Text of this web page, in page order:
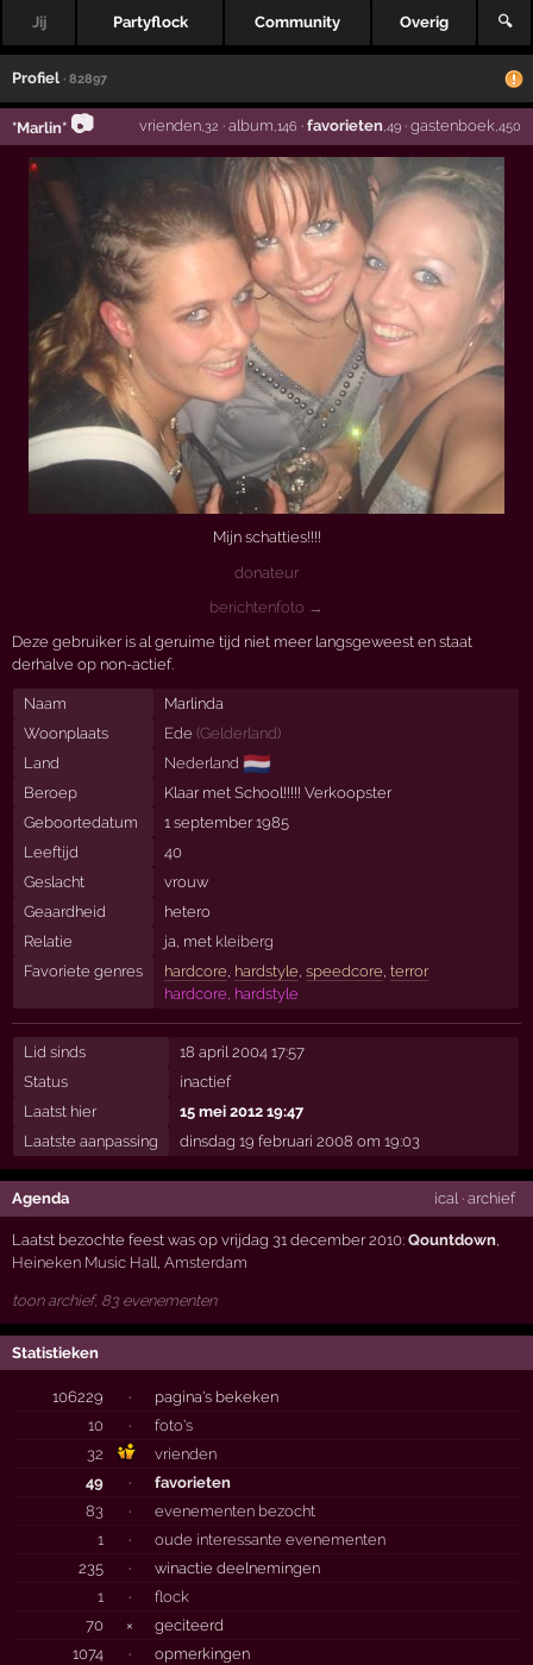
Jij Partyflock Community Overig 🔍
Profiel · 82897
*Marlin* 📷 vrienden,32 · album ,146 · favorieten ,49· gastenboek,450
Mijn schatties!!!!
donateur
berichtenfoto →
Deze gebruiker is al geruime tijd niet meer langsgeweest en staat
derhalve op non-actief.
Naam
Marlinda
Woonplaats
Ede (Gelderland)
Land
Nederland 🇳🇱
Beroep
Klaar met School!!!!! Verkoopster
Geboortedatum
1 september 1985
Leeftijd
40
Geslacht
vrouw
Geaardheid
hetero
Relatie
ja, met kleiberg
Favoriete genres
hardcore, hardstyle, speedcore, terror
hardcore, hardstyle
Lid sinds
18 april 2004 17:57
Status
inactief
Laatst hier
15 mei 2012 19:47
Laatste aanpassing
dinsdag 19 februari 2008 om 19:03
Agenda ical· archief
Laatst bezochte feest was op vrijdag 31 december 2010:Qountdown
Heineken Music Hall ,Amsterdam
toon archief, 83 evenementen
Statistieken
106229 ·
pagina's bekeken
10
·
foto's
32
vrienden
49
·
favorieten
83
·
evenementen bezocht
1
·
oude interessante evenementen
235
·
winactie deelnemingen
1
·
flock
70
×
geciteerd
1074
·
opmerkingen